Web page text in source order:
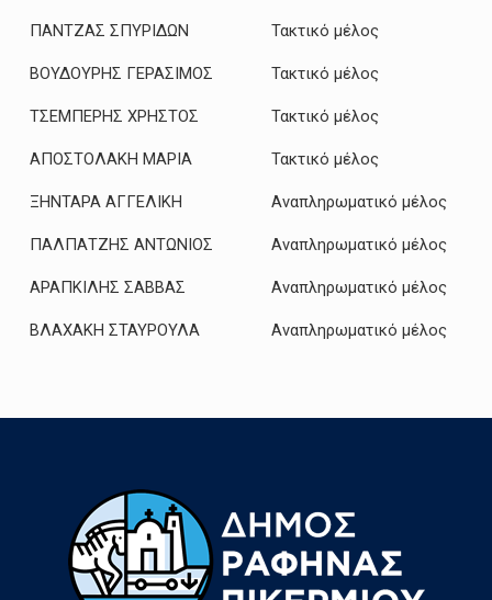
ΠΑΝΤΖΑΣ ΣΠΥΡΙΔΩΝ Τακτικό μέλος
ΒΟΥΔΟΥΡΗΣ ΓΕΡΑΣΙΜΟΣ Τακτικό μέλος
ΤΣΕΜΠΕΡΗΣ ΧΡΗΣΤΟΣ Τακτικό μέλος
ΑΠΟΣΤΟΛΑΚΗ ΜΑΡΙΑ Τακτικό μέλος
ΞΗΝΤΑΡΑ ΑΓΓΕΛΙΚΗ Αναπληρωματικό μέλος
ΠΑΛΠΑΤΖΗΣ ΑΝΤΩΝΙΟΣ Αναπληρωματικό μέλος
ΑΡΑΠΚΙΛΗΣ ΣΑΒΒΑΣ Αναπληρωματικό μέλος
ΒΛΑΧΑΚΗ ΣΤΑΥΡΟΥΛΑ Αναπληρωματικό μέλος